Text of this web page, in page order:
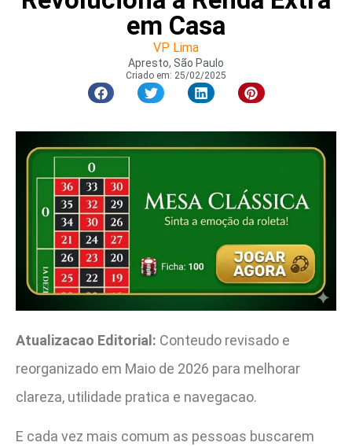
em Casa
VP Lima
Apresto, São Paulo
Criado em: 25/02/2025
Atualizacao Editorial: Conteudo revisado e
reorganizado em Maio de 2026 para melhorar
clareza, utilidade pratica e navegacao.
E cada vez mais comum as pessoas buscarem